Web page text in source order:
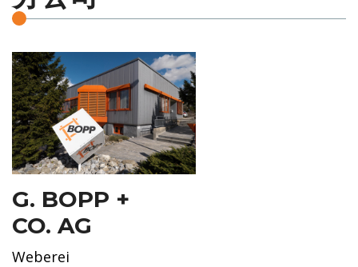
G. BOPP +
CO. AG
Weberei